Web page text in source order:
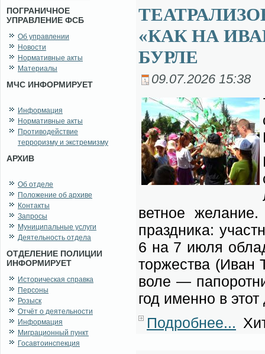
ПОГРАНИЧНОЕ
УПРАВЛЕНИЕ ФСБ
Об управлении
Новости
Нормативные акты
Материалы
МЧС ИНФОРМИРУЕТ
Информация
Нормативные акты
Противодействие
терроризму и экстремизму
АРХИВ
Об отделе
Положение об архиве
Контакты
Запросы
Муниципальные услуги
Деятельность отдела
ОТДЕЛЕНИЕ ПОЛИЦИИ
ИНФОРМИРУЕТ
Историческая справка
Персоны
Розыск
Отчёт о деятельности
Информация
Миграционный пункт
Госавтоинспекция
«КАК НА
БУРЛЕ
09.07.2026 15:38
вет­ное
празд­ни­ка:
6 на 7 июля
тор­же­ства (Иван
во­ле —
год имен­но в этот
Подробнее...